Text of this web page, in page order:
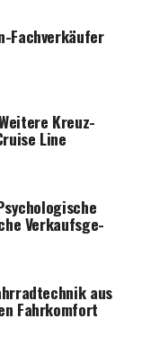
Fach­ver­käu­fer
Wei­te­re Kreuz­
Line
Ver­kaufs­ge­
aus
Fahrkomfort